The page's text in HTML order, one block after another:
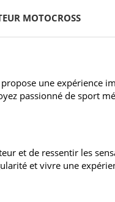
MOTOCROSS
une expérience
passionné de sport
et de ressentir les
et vivre une